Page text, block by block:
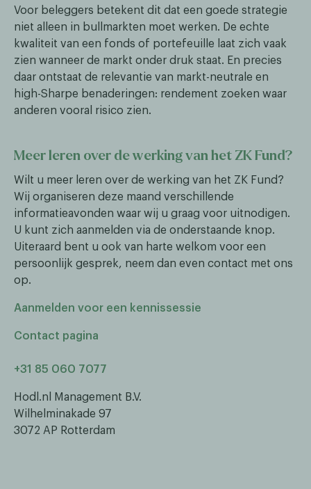
Voor beleggers betekent dit dat een goede strategie
niet alleen in bullmarkten moet werken. De echte
kwaliteit van een fonds of portefeuille laat zich vaak
zien wanneer de markt onder druk staat. En precies
daar ontstaat de relevantie van markt-neutrale en
high-Sharpe benaderingen: rendement zoeken waar
anderen vooral risico zien.
Meer leren over de werking van het ZK Fund?
Wilt u meer leren over de werking van het ZK Fund?
Wij organiseren deze maand verschillende
informatieavonden waar wij u graag voor uitnodigen.
U kunt zich aanmelden via de onderstaande knop.
Uiteraard bent u ook van harte welkom voor een
persoonlijk gesprek, neem dan even contact met ons
op.
Aanmelden voor een kennissessie
Contact pagina
+31 85 060 7077
Hodl.nl Management B.V.
Wilhelminakade 97
3072 AP Rotterdam